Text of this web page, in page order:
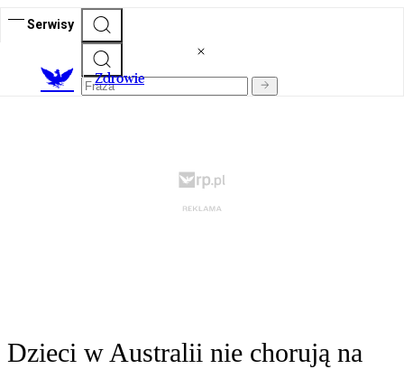
Serwisy
Zdrowie
Dzieci w Australii nie chorują na